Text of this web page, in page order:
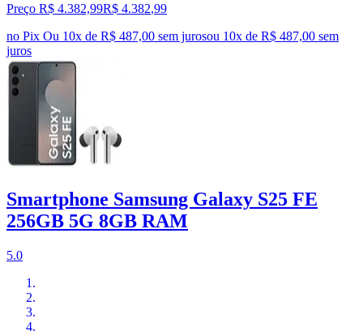
Preço R$ 4.382,99R$ 4.382,99
no Pix Ou 10x de R$ 487,00 sem jurosou 10x de R$ 487,00 sem
juros
Smartphone Samsung Galaxy S25 FE
256GB 5G 8GB RAM
5.0